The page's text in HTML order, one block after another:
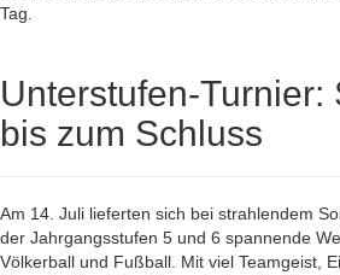
Tag.
Unterstufen-Turnier:
bis zum Schluss
Am 14. Juli lieferten sich bei strahlendem
der Jahrgangsstufen 5 und 6 spannende
Völkerball und Fußball. Mit viel Teamgeist,